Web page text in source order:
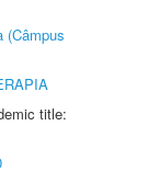
(Câmpus
title: